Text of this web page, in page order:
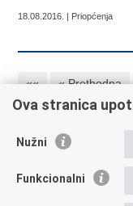
18.08.2016. | Priopćenja
«« « Prethodna
26
27 28
Republika
Ova stranica
Nužni
Funkcionalni